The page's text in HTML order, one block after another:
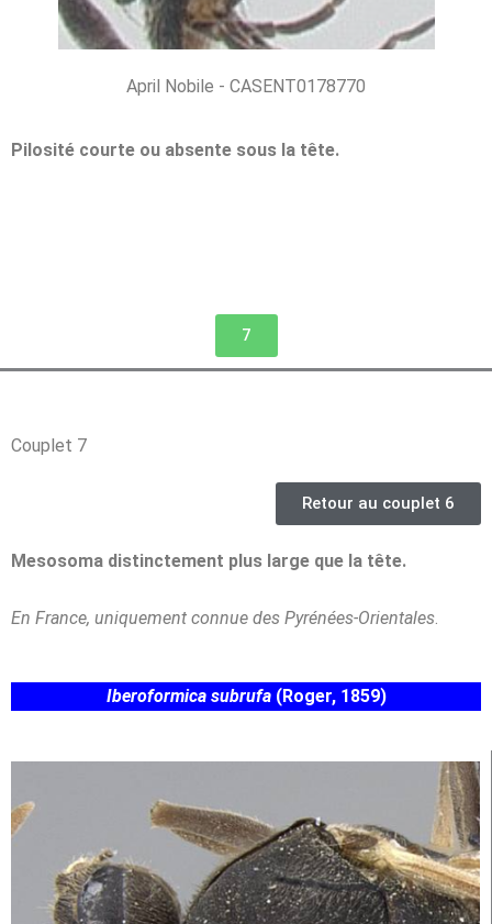
April Nobile - CASENT0178770
Pilosité courte ou absente sous la tête.
7
Couplet 7
Retour au couplet 6
Mesosoma distinctement plus large que la tête.
En France, uniquement connue des Pyrénées-Orientales
Iberoformica subrufa (Roger, 1859)